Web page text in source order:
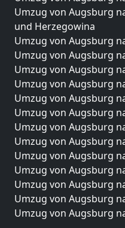
Umzug von Augsburg
und Herzegowina
Umzug von Augsburg
Umzug von Augsburg
Umzug von Augsburg
Umzug von Augsburg
Umzug von Augsburg
Umzug von Augsburg
Umzug von Augsburg
Umzug von Augsburg
Umzug von Augsburg
Umzug von Augsburg
Umzug von Augsburg
Umzug von Augsburg
Umzug von Augsburg